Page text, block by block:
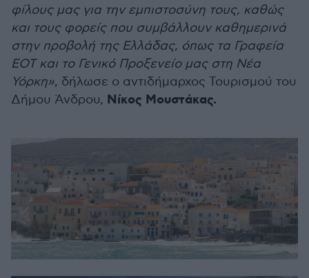
φίλους μας για την εμπιστοσύνη τους, καθώς
και τους φορείς που συμβάλλουν καθημερινά
στην προβολή της Ελλάδας, όπως τα Γραφεία
ΕΟΤ και το Γενικό Προξενείο μας στη Νέα
Υόρκη», δήλωσε ο αντιδήμαρχος Τουρισμού του
Δήμου Άνδρου, Νίκος Μουστάκας.